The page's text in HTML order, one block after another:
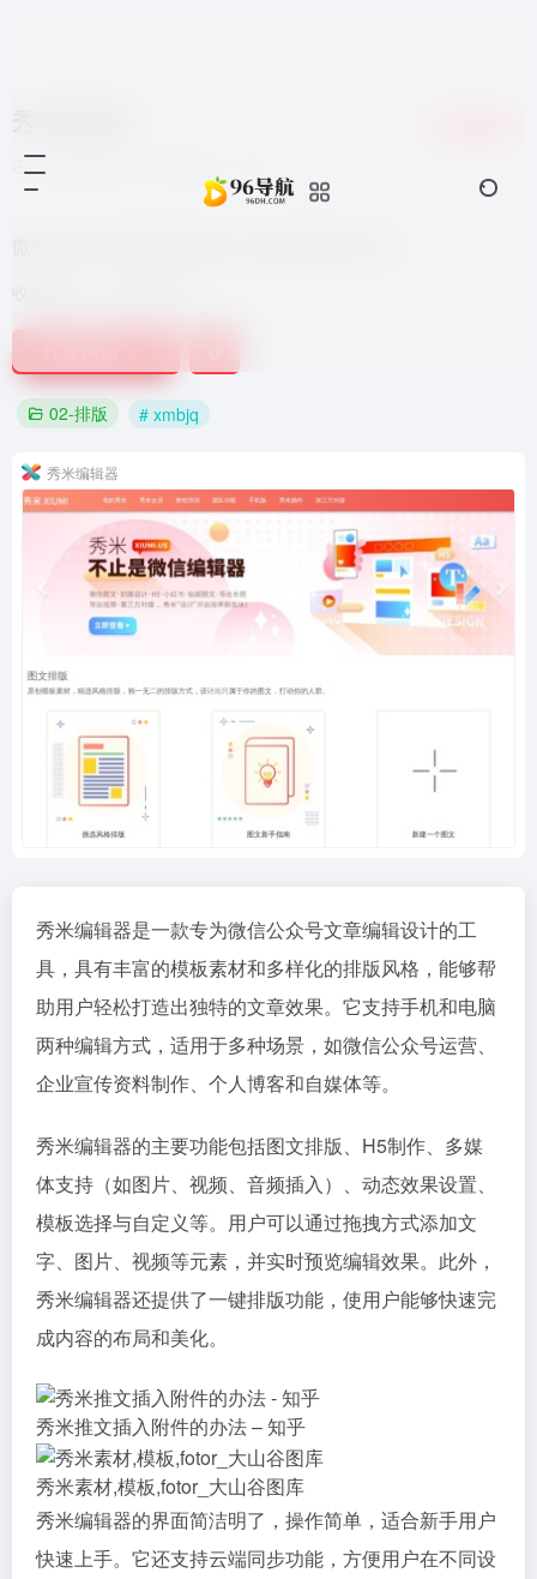
7个月前更新
02-排版 # xmbjq
秀米编辑器
秀米编辑器是一款专为微信公众号文章编辑设计的工
具，具有丰富的模板素材和多样化的排版风格，能够帮
助用户轻松打造出独特的文章效果。它支持手机和电脑
两种编辑方式，适用于多种场景，如微信公众号运营、
企业宣传资料制作、个人博客和自媒体等。
秀米编辑器的主要功能包括图文排版、H5制作、多媒
体支持（如图片、视频、音频插入）、动态效果设置、
模板选择与自定义等。用户可以通过拖拽方式添加文
字、图片、视频等元素，并实时预览编辑效果。此外，
秀米编辑器还提供了一键排版功能，使用户能够快速完
成内容的布局和美化。
秀米推文插入附件的办法 – 知乎
秀米素材,模板,fotor_大山谷图库
秀米编辑器的界面简洁明了，操作简单，适合新手用户
快速上手。它还支持云端同步功能，方便用户在不同设